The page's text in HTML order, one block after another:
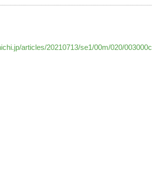
articles/20210713/se1/00m/020/003000c